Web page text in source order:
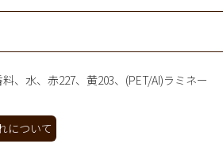
、水、赤227、黄203、(PET/AI)ラミネー
について